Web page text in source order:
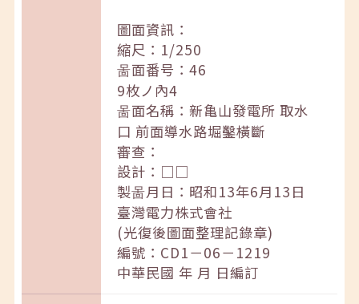
圖面資訊：
縮尺：1/250
啚面番号：46
9枚ノ內4
啚面名稱：新亀山發電所 取水
口 前面導水路堀鑿橫斷
審查：
設計：□□
製啚月日：昭和13年6月13日
臺灣電力株式會社
(光復後圖面整理記錄章)
編號：CD1－06－1219
中華民國 年 月 日編訂